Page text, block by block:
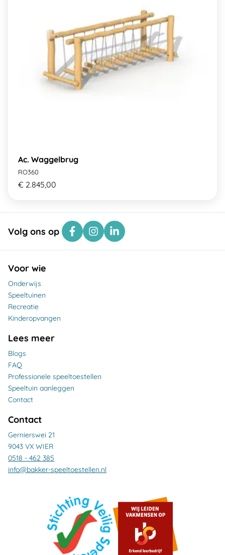
Ac. Waggelbrug
RO360
€ 2.845,00
Volg ons op
Voor wie
Onderwijs
Speeltuinen
Recreatie
Kinderopvangen
Lees meer
Blogs
FAQ
Professionele speeltoestellen
Speeltuin aanleggen
Contact
Contact
Gernierswei 21
9043 VX WIER
0518 - 462 385
info@bakker-speeltoestellen.nl